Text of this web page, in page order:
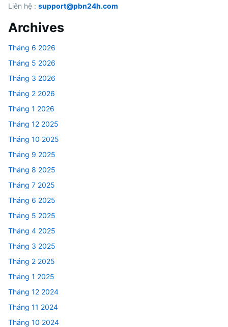
Liên hệ : support@pbn24h.com
Archives
Tháng 6 2026
Tháng 5 2026
Tháng 3 2026
Tháng 2 2026
Tháng 1 2026
Tháng 12 2025
Tháng 10 2025
Tháng 9 2025
Tháng 8 2025
Tháng 7 2025
Tháng 6 2025
Tháng 5 2025
Tháng 4 2025
Tháng 3 2025
Tháng 2 2025
Tháng 1 2025
Tháng 12 2024
Tháng 11 2024
Tháng 10 2024